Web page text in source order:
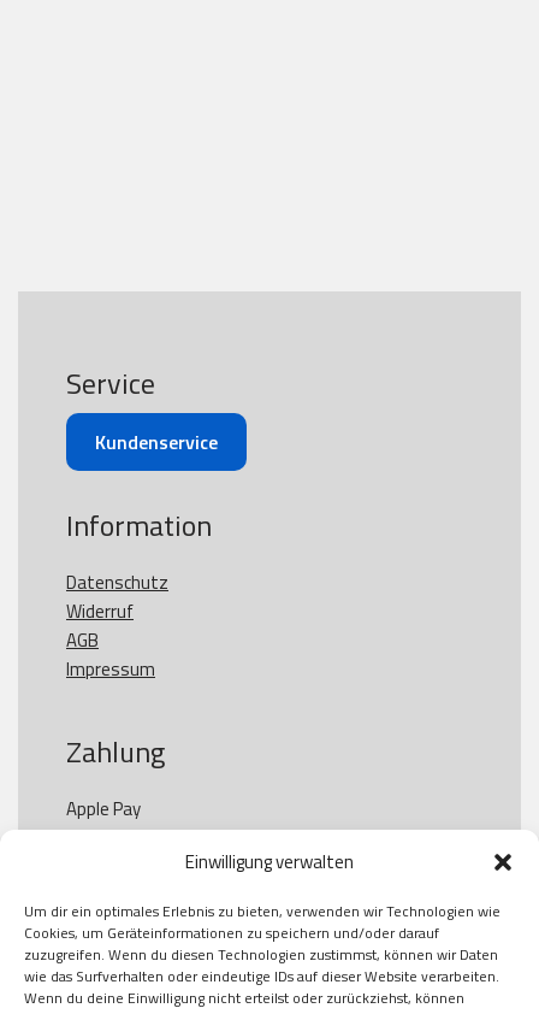
Einwilligung verwalten
Um dir ein optimales Erlebnis zu bieten, verwenden wir Technologien wie
Cookies, um Geräteinformationen zu speichern und/oder darauf
zuzugreifen. Wenn du diesen Technologien zustimmst, können wir Daten
wie das Surfverhalten oder eindeutige IDs auf dieser Website verarbeiten.
Wenn du deine Einwilligung nicht erteilst oder zurückziehst, können
Service
Kundenservice
Information
Datenschutz
Widerruf
AGB
Impressum
Zahlung
Apple Pay
Paypal
Kauf auf Rechung
Klarna
American Express